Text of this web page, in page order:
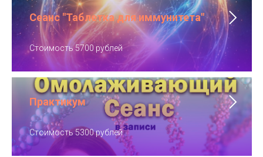
Сеанс "Таблетка для иммунитета"
Стоимость 5700 рублей
Практикум
Стоимость 5300 рублей